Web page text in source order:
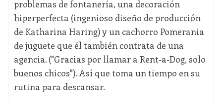
problemas de fontanería, una decoración
hiperperfecta (ingenioso diseño de producción
de Katharina Haring) y un cachorro Pomerania
de juguete que él también contrata de una
agencia. ("Gracias por llamar a Rent-a-Dog, solo
buenos chicos"). Así que toma un tiempo en su
rutina para descansar.